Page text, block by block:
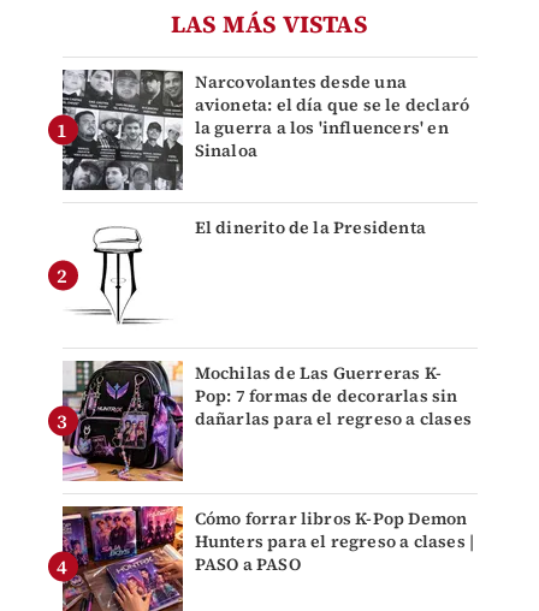
LAS MÁS VISTAS
Narcovolantes desde una
avioneta: el día que se le declaró
la guerra a los 'influencers' en
Sinaloa
El dinerito de la Presidenta
Mochilas de Las Guerreras K-
Pop: 7 formas de decorarlas sin
dañarlas para el regreso a clases
Cómo forrar libros K-Pop Demon
Hunters para el regreso a clases |
PASO a PASO